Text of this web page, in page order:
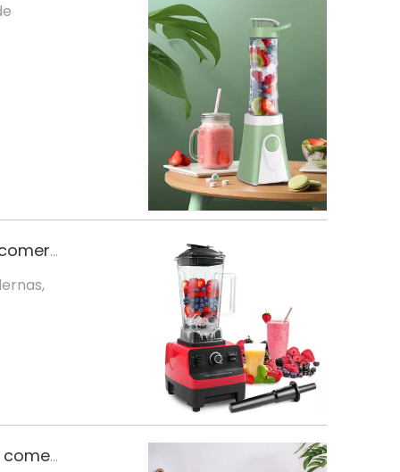
Explorando a versatilidade e o poder dos liquidificadores comerciais e mini
Revolucione suas criações culinárias com liquidificadores comerciais e soluções de mini liquidificadores